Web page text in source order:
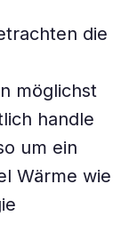
die
möglichst
handle
um ein
Wärme wie